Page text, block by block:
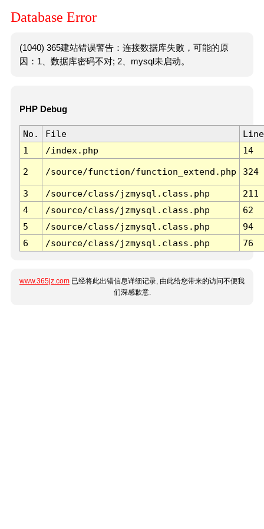
Database Error
(1040) 365建站错误警告：连接数据库失败，可能的原
因：1、数据库密码不对; 2、mysql未启动。
PHP Debug
No. File
Line
1
/index.php 14
2 /source/function/function_extend.php 324
3 /source/class/jzmysql.class.php
211
4
/source/class/jzmysql.class.php
62
5
/source/class/jzmysql.class.php
94
6
/source/class/jzmysql.class.php 76
www.365jz.com 已经将此出错信息详细记录, 由此给您带来的访问不便我
们深感歉意.